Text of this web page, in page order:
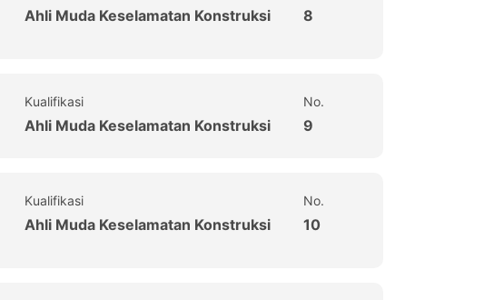
Ahli Muda Keselamatan Konstruksi 8
Kualifikasi
Ahli Muda Keselamatan Konstruksi
No.
9
Kualifikasi
Ahli Muda Keselamatan Konstruksi
No.
10